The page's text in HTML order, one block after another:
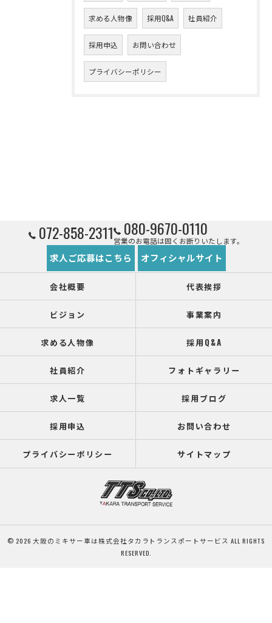
求める人物像 採用Q&A 社員紹介
採用申込 お問い合わせ
プライバシーポリシー
072-858-2311 080-9670-0110
営業のお電話は固くお断りいたします。
求人ご応募はこちら オフィシャルサイト
会社概要 代表挨拶
ビジョン 事業案内
求める人物像 採用Q&A
社員紹介 フォトギャラリー
求人一覧 採用ブログ
採用申込 お問い合わせ
プライバシーポリシー サイトマップ
© 2026 大阪のミキサー車は株式会社タカラトランスポートサービス ALL RIGHTS
RESERVED.